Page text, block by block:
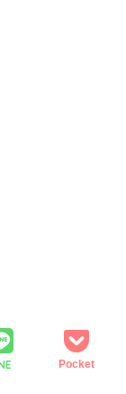
Pocket